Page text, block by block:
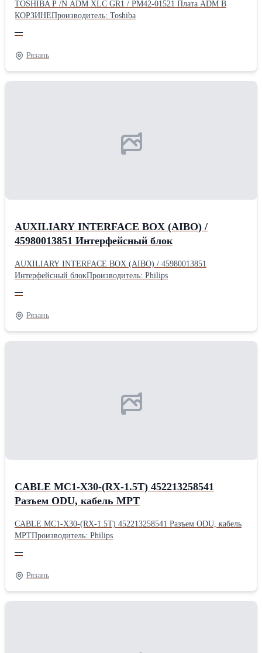
TOSHIBA P /N ADM XLC GR1 / PM42-01521 Плата ADM В
КОРЗИНЕПроизводитель: Toshiba
—
Рязань
AUXILIARY INTERFACE BOX (AIBO) /
45980013851 Интерфейсный блок
AUXILIARY INTERFACE BOX (AIBO) / 45980013851
Интерфейсный блокПроизводитель: Philips
—
Рязань
CABLE MC1-X30-(RX-1.5T) 452213258541
Разъем ODU, кабель МРТ
CABLE MC1-X30-(RX-1.5T) 452213258541 Разъем ODU, кабель
МРТПроизводитель: Philips
—
Рязань